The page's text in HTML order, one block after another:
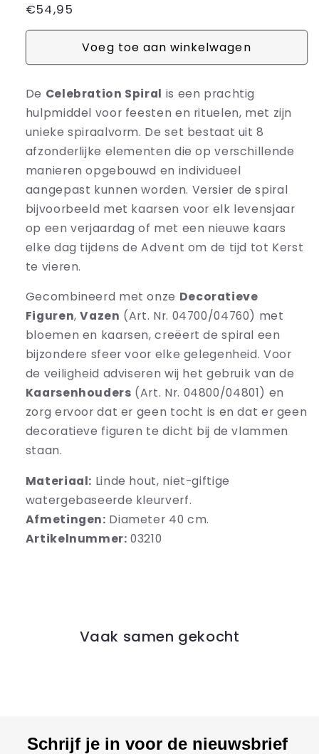
Normale
prijs
€54,95
Voeg toe aan winkelwagen
De Celebration Spiral is een prachtig
hulpmiddel voor feesten en rituelen, met zijn
unieke spiraalvorm. De set bestaat uit 8
afzonderlijke elementen die op verschillende
manieren opgebouwd en individueel
aangepast kunnen worden. Versier de spiral
bijvoorbeeld met kaarsen voor elk levensjaar
op een verjaardag of met een nieuwe kaars
elke dag tijdens de Advent om de tijd tot Kerst
te vieren.
Gecombineerd met onze Decoratieve
Figuren,Vazen (Art. Nr. 04700/04760) met
bloemen en kaarsen, creëert de spiral een
bijzondere sfeer voor elke gelegenheid. Voor
de veiligheid adviseren wij het gebruik van de
Kaarsenhouders (Art. Nr. 04800/04801) en
zorg ervoor dat er geen tocht is en dat er geen
decoratieve figuren te dicht bij de vlammen
staan.
Materiaal: Linde hout, niet-giftige
watergebaseerde kleurverf.
Afmetingen: Diameter 40 cm.
Artikelnummer: 03210
Vaak samen gekocht
Schrijf je in voor de nieuwsbrief